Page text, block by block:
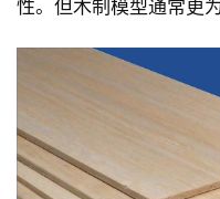
性。但木制模型通常更为